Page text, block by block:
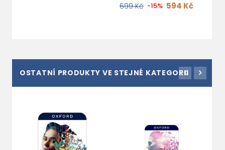
699 Kč -15% 594 Kč
OSTATNÍ PRODUKTY VE STEJNÉ KATEGORII